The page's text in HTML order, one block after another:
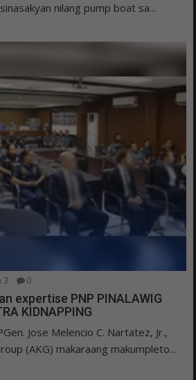
nilang pump boat sa...
3 0
expertise PNP PINALAWIG
KIDNAPPING
Jose Melencio C. Nartatez, Jr.,
(AKG) makaraang makumpleto...